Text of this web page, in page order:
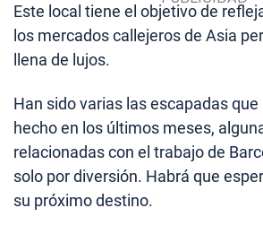
Este local tiene el objetivo de
los mercados callejeros de Asia
llena de lujos.
Han sido varias las escapadas que
hecho en los últimos meses,
relacionadas con el trabajo de
solo por diversión. Habrá que
su próximo destino.